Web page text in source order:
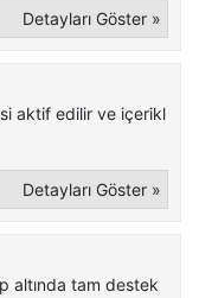
Detayları Göster »
aktif edilir ve içerikl
Detayları Göster »
altında tam destek